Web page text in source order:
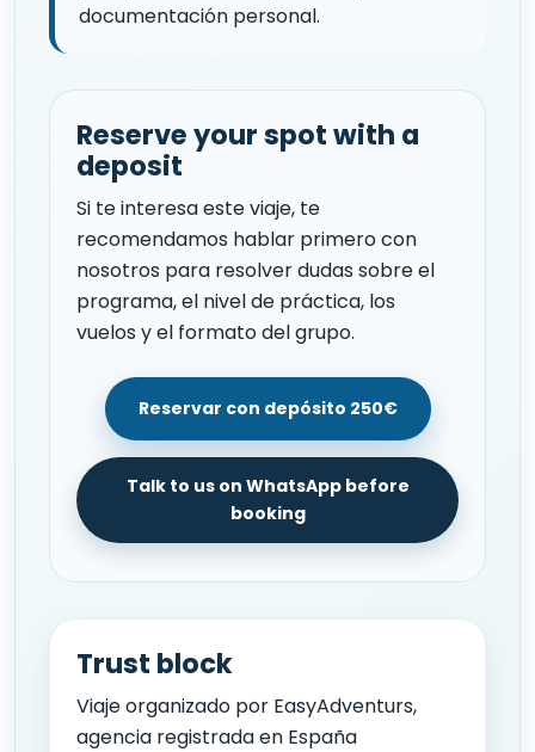
documentación personal.
Reserve your spot with a
deposit
Si te interesa este viaje, te
recomendamos hablar primero con
nosotros para resolver dudas sobre el
programa, el nivel de práctica, los
vuelos y el formato del grupo.
Reservar con depósito 250€
Talk to us on WhatsApp before
booking
Trust block
Viaje organizado por EasyAdventurs,
agencia registrada en España